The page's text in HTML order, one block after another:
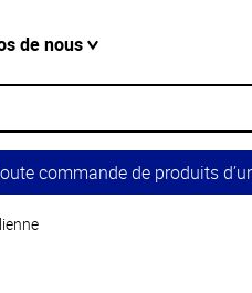
de nous
commande de produits